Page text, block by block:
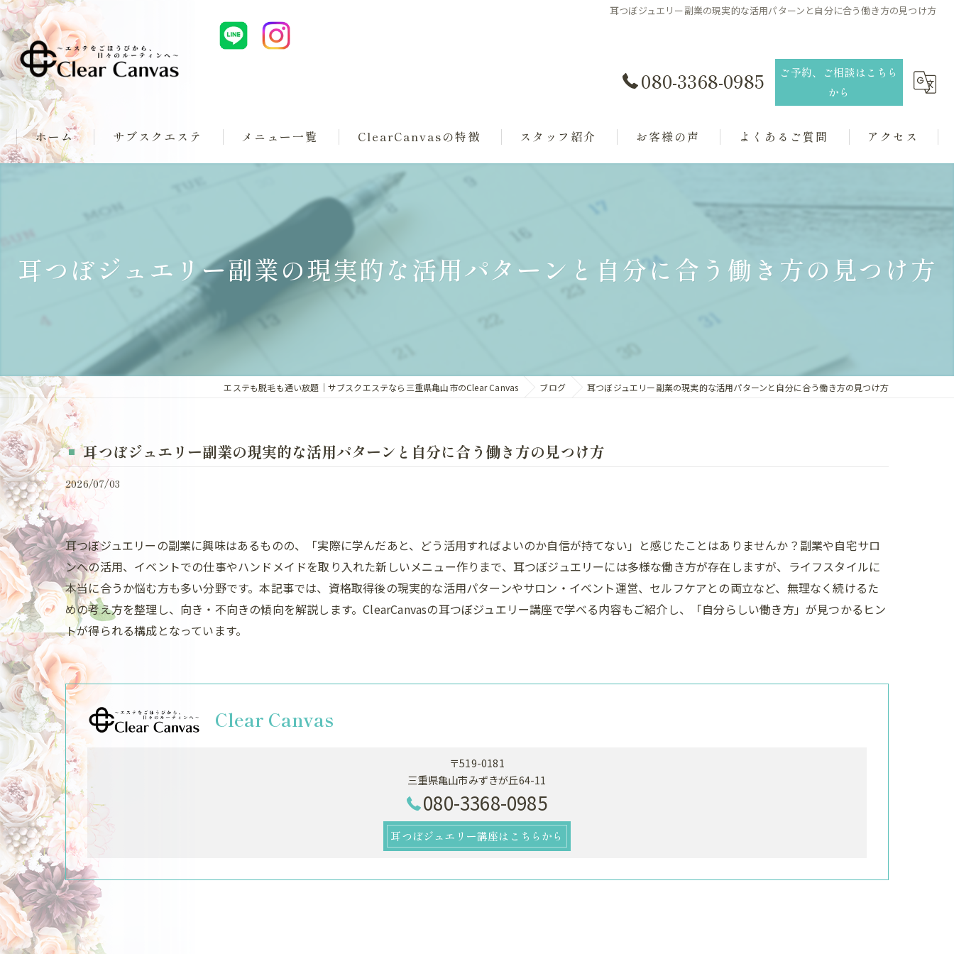
耳つぼジュエリー副業の現実的な活用パターンと自分に合う働き方の見つけ方
080-3368-0985
ご予約、ご相談はこちら
から
ホーム サブスクエステ
タイムリバースボディプラン
ClearCanvasプラン
メニュー一覧 ClearCanvasの特徴
サブスクエステ
スタッフ紹介 お客様の声 よくあるご質問 アクセス
耳つぼジュエリー副業の現実的な活用パターンと自分に合う働き方の見つけ方
エステも脱毛も通い放題｜サブスクエステなら三重県亀山市のClear Canvas ブログ 耳つぼジュエリー副業の現実的な活用パターンと自分に合う働き方の見つけ方
耳つぼジュエリー副業の現実的な活用パターンと自分に合う働き方の見つけ方
2026/07/03
耳つぼジュエリーの副業に興味はあるものの、「実際に学んだあと、どう活用すればよいのか自信が持てない」と感じたことはありませんか？副業や自宅サロ
ンへの活用、イベントでの仕事やハンドメイドを取り入れた新しいメニュー作りまで、耳つぼジュエリーには多様な働き方が存在しますが、ライフスタイルに
本当に合うか悩む方も多い分野です。本記事では、資格取得後の現実的な活用パターンやサロン・イベント運営、セルフケアとの両立など、無理なく続けるた
めの考え方を整理し、向き・不向きの傾向を解説します。ClearCanvasの耳つぼジュエリー講座で学べる内容もご紹介し、「自分らしい働き方」が見つかるヒン
トが得られる構成となっています。
Clear Canvas
〒519-0181
三重県亀山市みずきが丘64-11
080-3368-0985
耳つぼジュエリー講座はこちらから